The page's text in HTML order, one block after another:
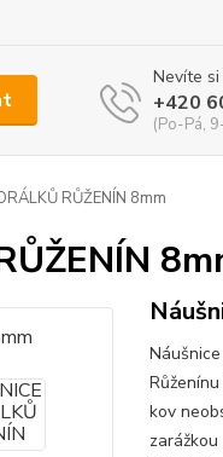
Nevíte
+420
(Po-Pá,
RŮŽENÍN 8mm
kov